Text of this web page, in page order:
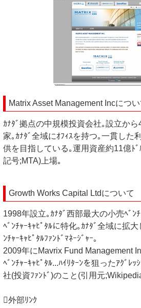
Matrix Asset Management Incについ
ｶﾅﾀﾞ拠点の中規模投資会社｡設立か
家｡ｶﾅﾀﾞ全域にｵﾌｨｽを持つ｡一貫した
供を目指している｡運用資産約11億ﾄ
記号;MTA)上場｡
Growth Works Capital Ltdについて
1998年設立｡ｶﾅﾀﾞ西部最大の小売ﾍﾞﾝﾁ
ﾍﾞﾝﾁｬｰｷｬﾋﾟﾀﾙに特化｡ｶﾅﾀﾞ全域に拡
ﾝﾁｬｰｷｬﾋﾟﾀﾙﾌｧﾝﾄﾞﾏﾈｰｼﾞｬｰ｡
2009年にMavrix Fund Management
ﾍﾞﾝﾁｬｰｷｬﾋﾟﾀﾙ...ﾊｲﾘﾀｰﾝを狙ったｱｸﾞﾚ
社(投資ﾌｧﾝﾄﾞ)のこと(引用元
外部ﾘﾝｸ